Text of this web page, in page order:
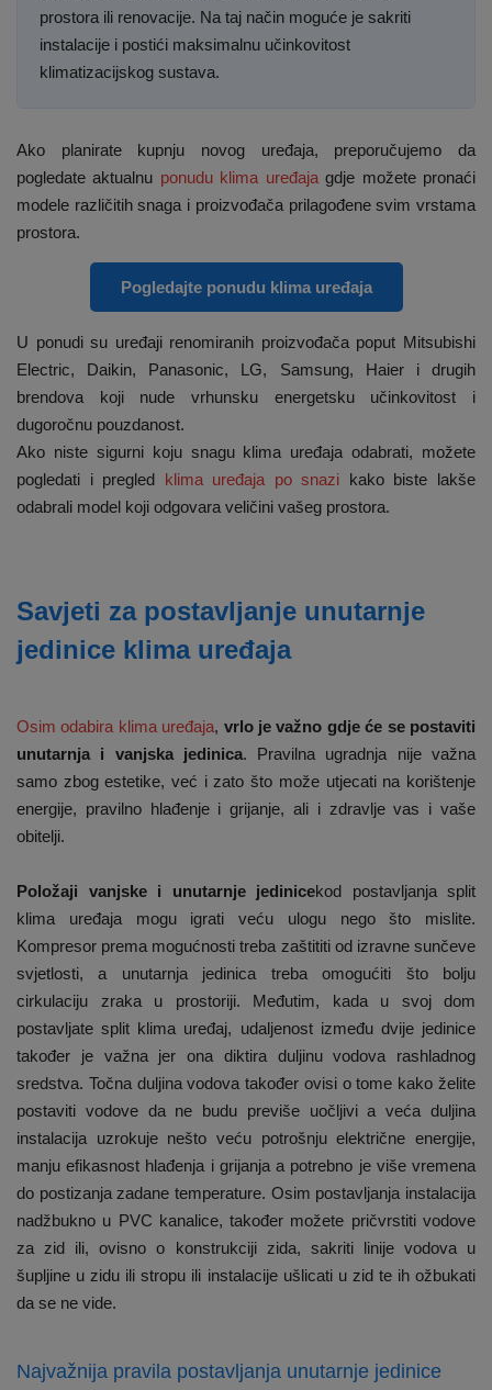
prostora ili renovacije. Na taj način moguće je sakriti
instalacije i postići maksimalnu učinkovitost
klimatizacijskog sustava.
Ako planirate kupnju novog uređaja, preporučujemo da
pogledate aktualnu ponudu klima uređajagdje možete pronaći
modele različitih snaga i proizvođača prilagođene svim vrstama
prostora.
Pogledajte ponudu klima uređaja
U ponudi su uređaji renomiranih proizvođača poput Mitsubishi
Electric, Daikin, Panasonic, LG, Samsung, Haier i drugih
brendova koji nude vrhunsku energetsku učinkovitost i
dugoročnu pouzdanost.
Ako niste sigurni koju snagu klima uređaja odabrati, možete
pogledati i pregled klima uređaja po snazi kako biste lakše
odabrali model koji odgovara veličini vašeg prostora.
Savjeti za postavljanje unutarnje
jedinice klima uređaja
Osim odabira klima uređaja, vrlo je važno gdje će se postaviti
unutarnja i vanjska jedinica. Pravilna ugradnja nije važna
samo zbog estetike, već i zato što može utjecati na korištenje
energije, pravilno hlađenje i grijanje, ali i zdravlje vas i vaše
obitelji.
Položaji vanjske i unutarnje jedinicekod postavljanja split
klima uređaja mogu igrati veću ulogu nego što mislite.
Kompresor prema mogućnosti treba zaštititi od izravne sunčeve
svjetlosti, a unutarnja jedinica treba omogućiti što bolju
cirkulaciju zraka u prostoriji. Međutim, kada u svoj dom
postavljate split klima uređaj, udaljenost između dvije jedinice
također je važna jer ona diktira duljinu vodova rashladnog
sredstva. Točna duljina vodova također ovisi o tome kako želite
postaviti vodove da ne budu previše uočljivi a veća duljina
instalacija uzrokuje nešto veću potrošnju električne energije,
manju efikasnost hlađenja i grijanja a potrebno je više vremena
do postizanja zadane temperature. Osim postavljanja instalacija
nadžbukno u PVC kanalice, također možete pričvrstiti vodove
za zid ili, ovisno o konstrukciji zida, sakriti linije vodova u
šupljine u zidu ili stropu ili instalacije ušlicati u zid te ih ožbukati
da se ne vide.
Najvažnija pravila postavljanja unutarnje jedinice